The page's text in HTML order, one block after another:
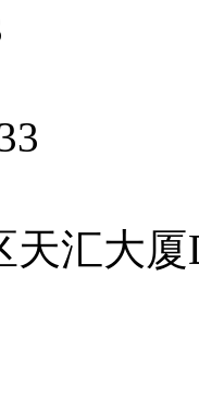
汇大厦